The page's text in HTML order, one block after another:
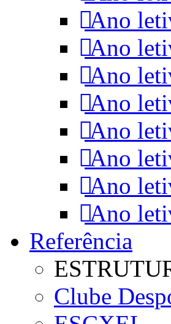
Ano
Ano
Ano
Ano
Ano
Ano
Ano
Ano
Referência
Clube